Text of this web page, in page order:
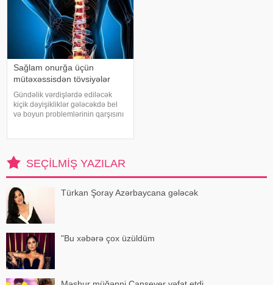
Sağlam onurğa üçün
mütəxəssisdən tövsiyələr
Gündəlik vərdişlərdə ediləcək
kiçik dəyişikliklər gələcəkdə bel
və boyun problemlərinin qarşısını
qalmasınd
SEÇILMIŞ YAZILAR
Türkan Şoray Azərbaycana gələcək
"Bu xəbərə çox üzüldüm